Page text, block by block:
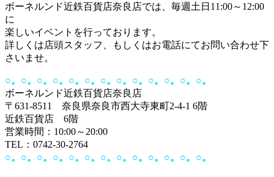
ボーネルンド近鉄百貨店奈良店では、毎週土日11:00～12:00
に
楽しいイベントを行っております。
詳しくは店頭スタッフ、もしくはお電話にてお問い合わせ下
さいませ。
○。○。○。○。○。○。○。○。○。○。○。○。○。
ボーネルンド近鉄百貨店奈良店
〒631-8511 奈良県奈良市西大寺東町2-4-1 6階
近鉄百貨店 6階
営業時間：10:00～20:00
TEL：0742-30-2764
○。○。○。○。○。○。○。○。○。○。○。○。○。